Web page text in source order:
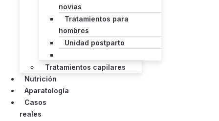
novias
Tratamientos para
hombres
Unidad postparto
Tratamientos capilares
Nutrición
Aparatología
Casos
reales